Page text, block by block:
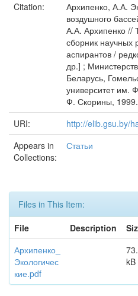
Citation:
Архипенко, А.А.
воздушного
А.А. Архипенко //
сборник научных
аспирантов /
др.] ;
Беларусь,
университет им.
Ф. Скорины,
URI:
http://elib.gsu.by/
Appears in
Collections:
Статьи
Files in This Item:
File
Description
Архипенко_
Экологичес
кие.pdf
kB